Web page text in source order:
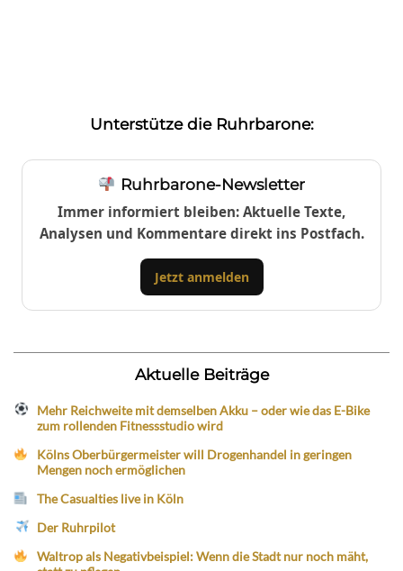
Unterstütze die Ruhrbarone:
Ruhrbarone-Newsletter
Immer informiert bleiben: Aktuelle Texte,
Analysen und Kommentare direkt ins Postfach.
Jetzt anmelden
Aktuelle Beiträge
Mehr Reichweite mit demselben Akku – oder wie das E-Bike
zum rollenden Fitnessstudio wird
Kölns Oberbürgermeister will Drogenhandel in geringen
Mengen noch ermöglichen
The Casualties live in Köln
Der Ruhrpilot
Waltrop als Negativbeispiel: Wenn die Stadt nur noch mäht,